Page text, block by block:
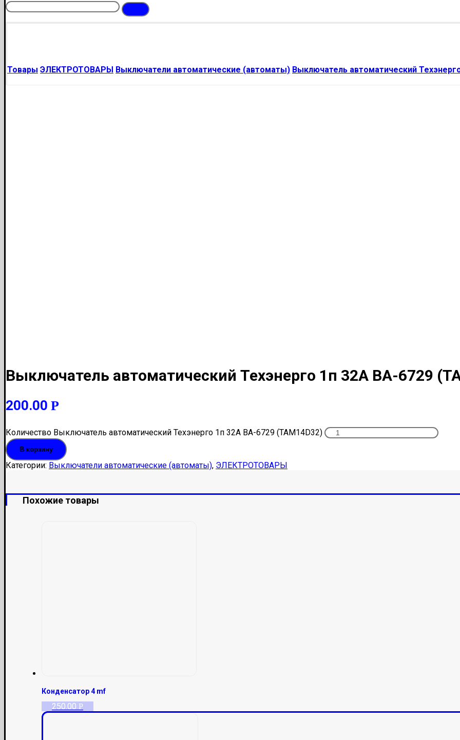
Товары ЭЛЕКТРОТОВАРЫ Выключатели автоматические (автоматы) Выключатель автоматический
Выключатель автоматический Техэнерго 1п 32А ВА-6729
200.00 Р
Количество Выключатель автоматический Техэнерго 1п 32А ВА-6729 (ТАМ14D32)
В корзину
Категории: Выключатели автоматические (автоматы), ЭЛЕКТРОТОВАРЫ
Похожие товары
Конденсатор 4 mf
250.00 Р